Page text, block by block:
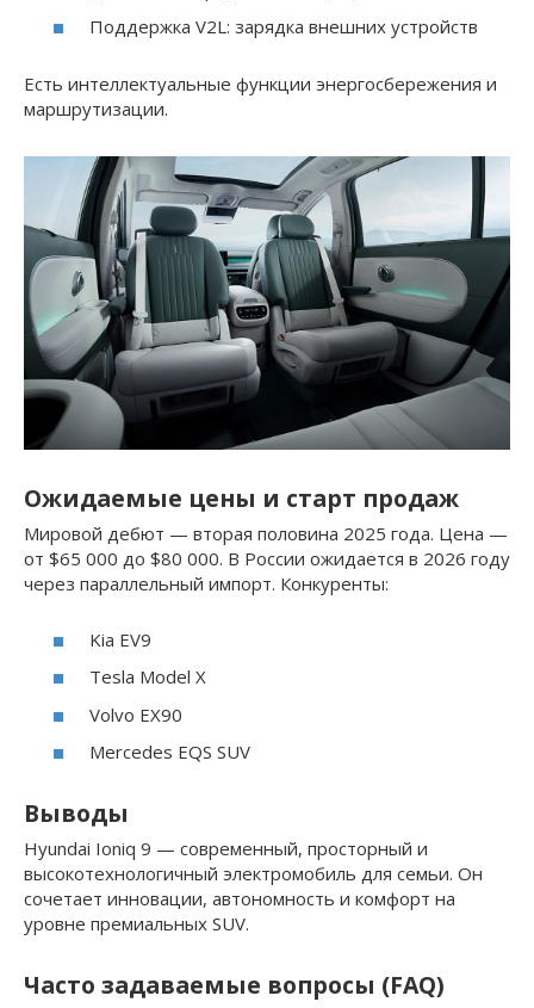
Поддержка V2L: зарядка внешних устройств
Есть интеллектуальные функции энергосбережения и
маршрутизации.
Ожидаемые цены и старт продаж
Мировой дебют — вторая половина 2025 года. Цена —
от $65 000 до $80 000. В России ожидается в 2026 году
через параллельный импорт. Конкуренты:
Kia EV9
Tesla Model X
Volvo EX90
Mercedes EQS SUV
Выводы
Hyundai Ioniq 9 — современный, просторный и
высокотехнологичный электромобиль для семьи. Он
сочетает инновации, автономность и комфорт на
уровне премиальных SUV.
Часто задаваемые вопросы (FAQ)